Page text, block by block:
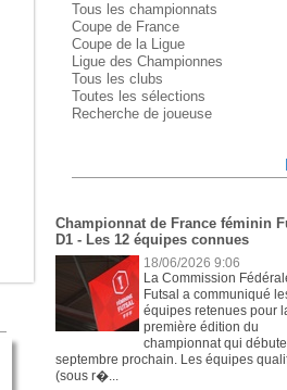
Tous les championnats
Coupe de France
Coupe de la Ligue
Ligue des Championnes
Tous les clubs
Toutes les sélections
Recherche de joueuse
Championnat de France féminin
D1 - Les 12 équipes connues
18/06/2026 9:06
La Commission
Futsal a communiqué
équipes retenues pour
première édition du
championnat qui
septembre prochain. Les équipes
(sous r�...